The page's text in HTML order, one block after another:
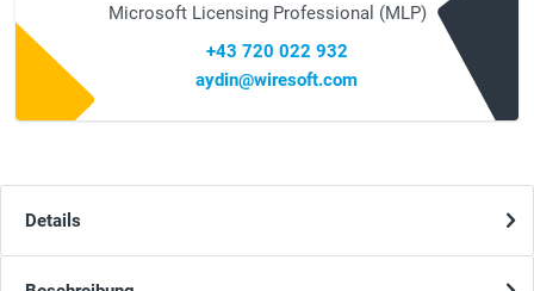
Microsoft Licensing Professional (MLP)
+43 720 022 932
aydin@wiresoft.com
Details